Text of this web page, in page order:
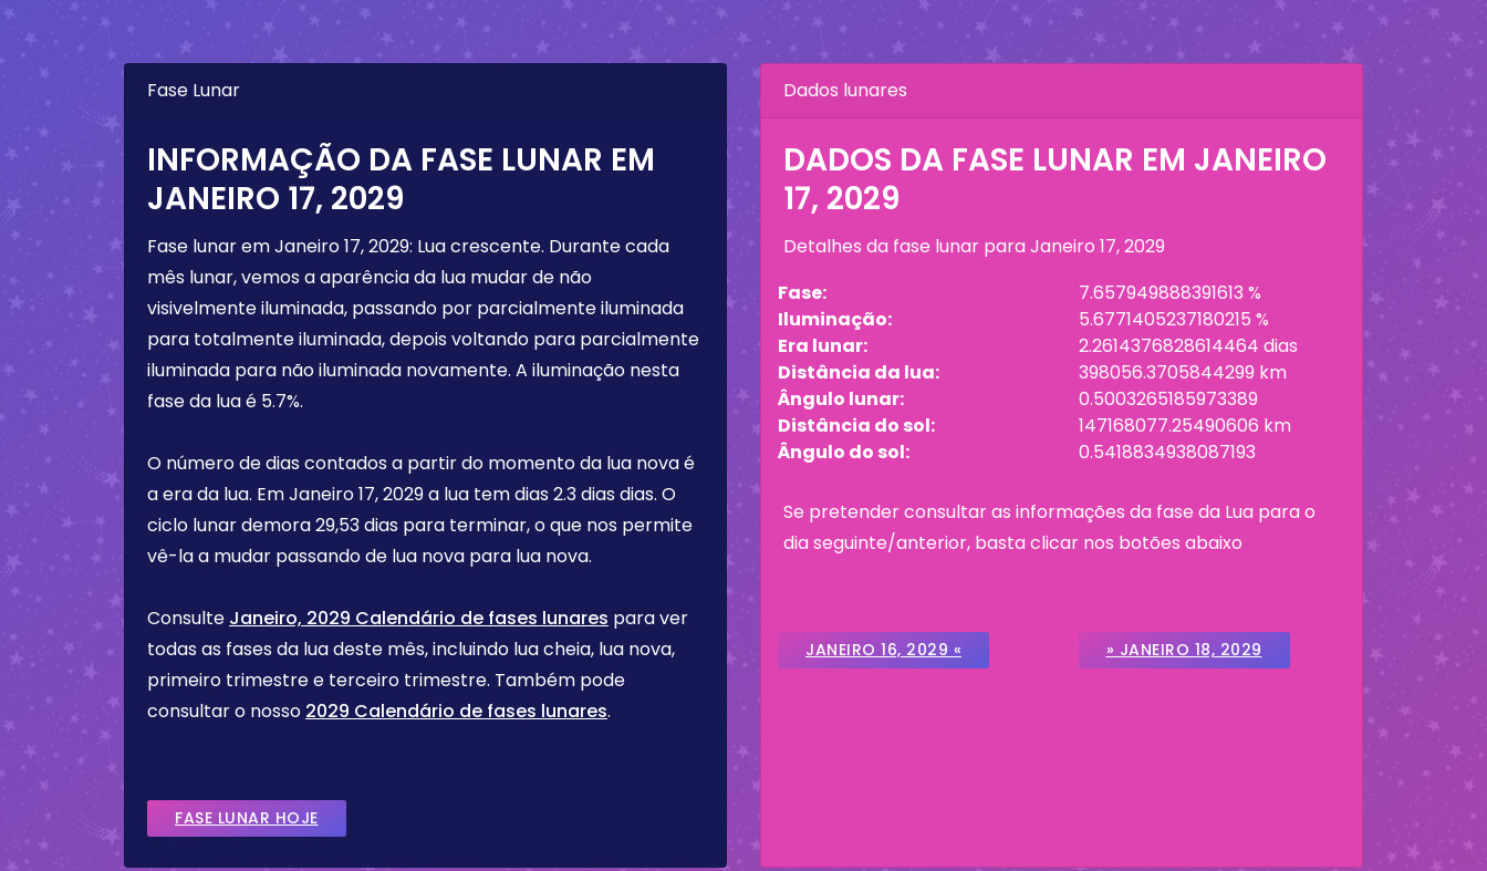
Fase Lunar
INFORMAÇÃO DA FASE LUNAR EM
JANEIRO 17, 2029
Fase lunar emJaneiro 17, 2029: Lua crescente. Durante cada
mês lunar, vemos a aparência da lua mudar de não
visivelmente iluminada, passando por parcialmente iluminada
para totalmente iluminada, depois voltando para parcialmente
iluminada para não iluminada novamente. A iluminação nesta
fase da lua é 5.7%.
O número de dias contados a partir do momento da lua nova é
a era da lua. EmJaneiro 17, 2029a lua tem dias 2.3 dias dias. O
ciclo lunar demora 29,53 dias para terminar, o que nos permite
vê-la a mudar passando de lua nova para lua nova.
Consulte Janeiro, 2029 Calendário de fases lunares para ver
todas as fases da lua deste mês, incluindo lua cheia, lua nova,
primeiro trimestre e terceiro trimestre. Também pode
consultar o nosso 2029 Calendário de fases lunares.
FASE LUNAR HOJE
Dados lunares
DADOS DA FASE LUNAR EM JANEIRO
17, 2029
Detalhes da fase lunar paraJaneiro 17, 2029
Fase:
7.657949888391613 %
Iluminação:
5.6771405237180215 %
Era lunar:
2.2614376828614464 dias
Distância da lua:
398056.3705844299 km
Ângulo lunar:
0.5003265185973389
Distância do sol:
147168077.25490606 km
Ângulo do sol:
0.5418834938087193
Se pretender consultar as informações da fase da Lua para o
dia seguinte/anterior, basta clicar nos botões abaixo
JANEIRO 16, 2029 « » JANEIRO 18, 2029